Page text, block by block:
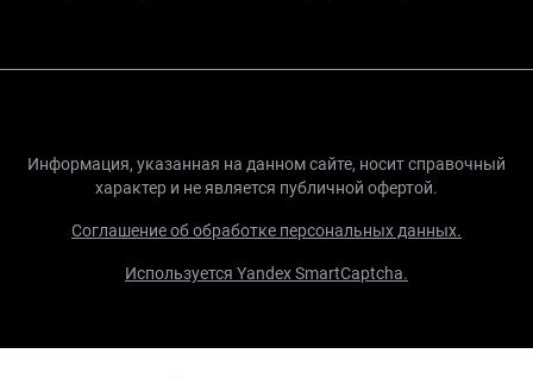
Информация, указанная на данном сайте, носит справочный
характер и не является публичной офертой.
Соглашение об обработке персональных данных.
Используется Yandex SmartCaptcha.